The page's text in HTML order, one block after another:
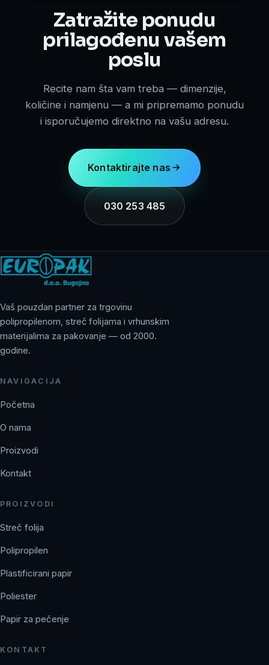
Zatražite ponudu
prilagođenu vašem
poslu
Recite nam šta vam treba — dimenzije,
količine i namjenu — a mi pripremamo ponudu
i isporučujemo direktno na vašu adresu.
Kontaktirajte nas
030 253 485
Vaš pouzdan partner za trgovinu
polipropilenom, streč folijama i vrhunskim
materijalima za pakovanje — od 2000.
godine.
NAVIGACIJA
Početna
O nama
Proizvodi
Kontakt
PROIZVODI
Streč folija
Polipropilen
Plastificirani papir
Poliester
Papir za pečenje
KONTAKT